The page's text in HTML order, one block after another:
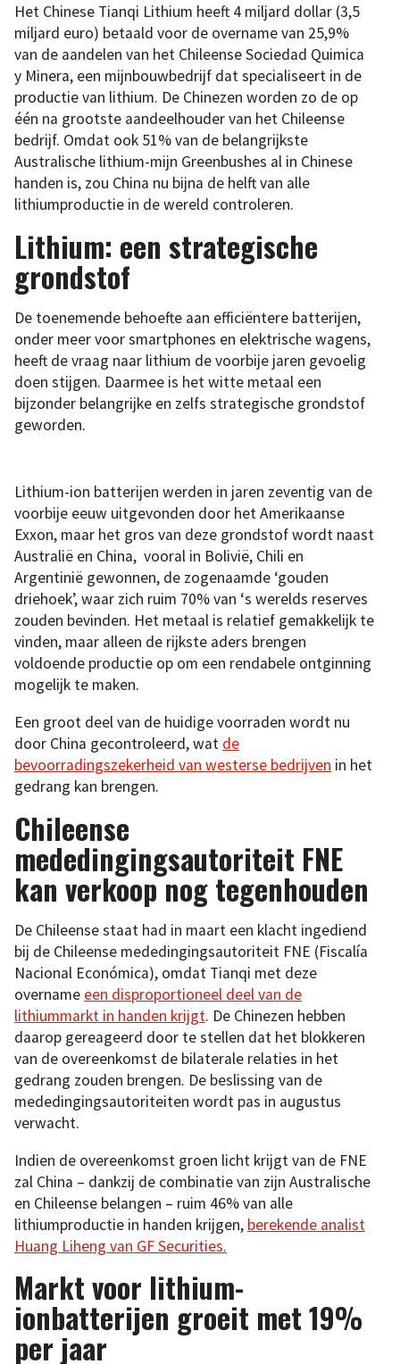
Het Chinese Tianqi Lithium heeft 4 miljard dollar (3,5
miljard euro) betaald voor de overname van 25,9%
van de aandelen van het Chileense Sociedad Quimica
y Minera, een mijnbouwbedrijf dat specialiseert in de
productie van lithium. De Chinezen worden zo de op
één na grootste aandeelhouder van het Chileense
bedrijf. Omdat ook 51% van de belangrijkste
Australische lithium-mijn Greenbushes al in Chinese
handen is, zou China nu bijna de helft van alle
lithiumproductie in de wereld controleren.
Lithium: een strategische
grondstof
De toenemende behoefte aan efficiëntere batterijen,
onder meer voor smartphones en elektrische wagens,
heeft de vraag naar lithium de voorbije jaren gevoelig
doen stijgen. Daarmee is het witte metaal een
bijzonder belangrijke en zelfs strategische grondstof
geworden.
Lithium-ion batterijen werden in jaren zeventig van de
voorbije eeuw uitgevonden door het Amerikaanse
Exxon, maar het gros van deze grondstof wordt naast
Australië en China, vooral in Bolivië, Chili en
Argentinië gewonnen, de zogenaamde ‘gouden
driehoek’, waar zich ruim 70% van ‘s werelds reserves
zouden bevinden. Het metaal is relatief gemakkelijk te
vinden, maar alleen de rijkste aders brengen
voldoende productie op om een rendabele ontginning
mogelijk te maken.
Een groot deel van de huidige voorraden wordt nu
door China gecontroleerd, wat de
bevoorradingszekerheid van westerse bedrijven in het
gedrang kan brengen.
Chileense
mededingingsautoriteit FNE
kan verkoop nog tegenhouden
De Chileense staat had in maart een klacht ingediend
bij de Chileense mededingingsautoriteit FNE (Fiscalía
Nacional Económica), omdat Tianqi met deze
overname een disproportioneel deel van de
lithiummarkt in handen krijgt. De Chinezen hebben
daarop gereageerd door te stellen dat het blokkeren
van de overeenkomst de bilaterale relaties in het
gedrang zouden brengen. De beslissing van de
mededingingsautoriteiten wordt pas in augustus
verwacht.
Indien de overeenkomst groen licht krijgt van de FNE
zal China – dankzij de combinatie van zijn Australische
en Chileense belangen – ruim 46% van alle
lithiumproductie in handen krijgen, berekende analist
Huang Liheng van GF Securities.
Markt voor lithium-
ionbatterijen groeit met 19%
per jaar